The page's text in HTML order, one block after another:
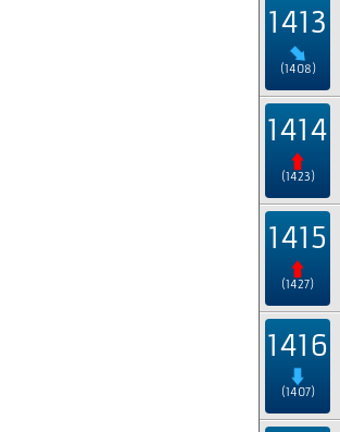
1413
(1408)
1414
(1423)
1415
(1427)
1416
(1407)